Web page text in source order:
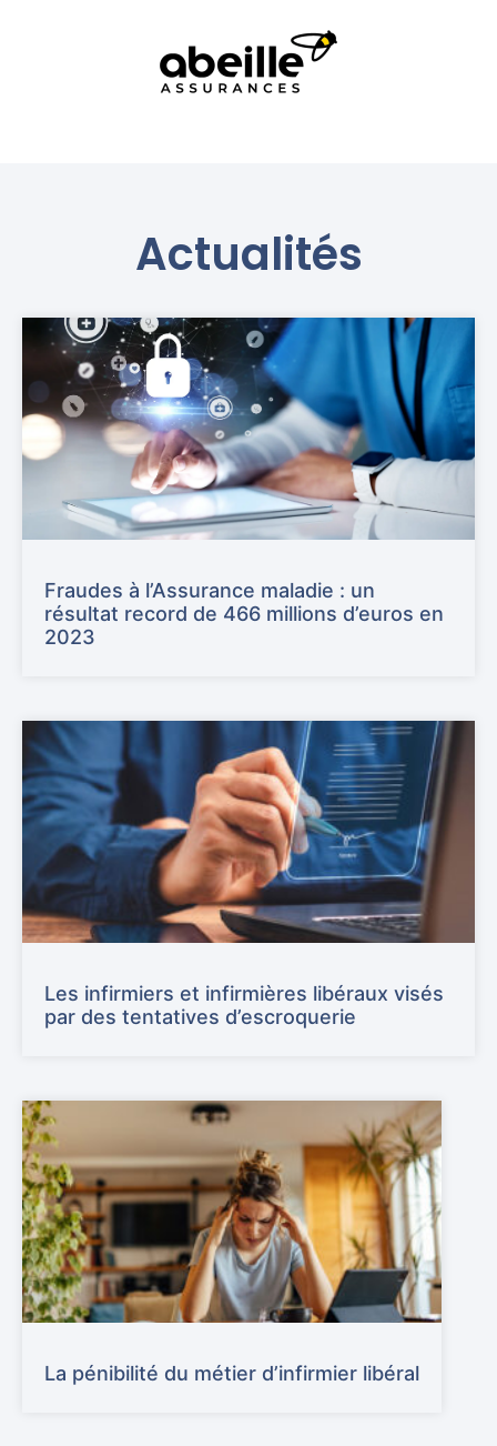
Actualités
Fraudes à l’Assurance maladie : un
résultat record de 466 millions d’euros en
2023
Les infirmiers et infirmières libéraux visés
par des tentatives d’escroquerie
La pénibilité du métier d’infirmier libéral